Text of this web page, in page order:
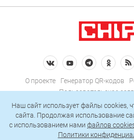
О проекте Генератор QR-кодов
Пользовательское
Политика
Подписаться на
Наш сайт использует файлы cookies,
сайта. Продолжая использование
c использованием нами файлов
Политики